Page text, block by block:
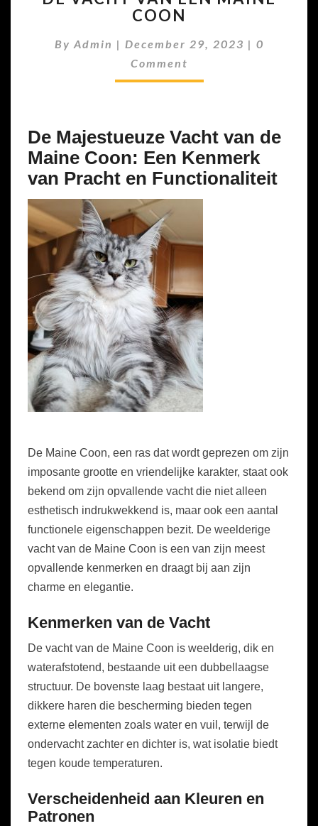
VAN
MAINE
COON
COON
By Admin | December 29, 2023 | Comments
0
Comment
De Majestueuze Vacht van de
Maine Coon: Een Kenmerk
van Pracht en Functionaliteit
De Maine Coon, een ras dat wordt geprezen om zijn
imposante grootte en vriendelijke karakter, staat ook
bekend om zijn opvallende vacht die niet alleen
esthetisch indrukwekkend is, maar ook een aantal
functionele eigenschappen bezit. De weelderige
vacht van de Maine Coon is een van zijn meest
opvallende kenmerken en draagt bij aan zijn
charme en elegantie.
Kenmerken van de Vacht
De vacht van de Maine Coon is weelderig, dik en
waterafstotend, bestaande uit een dubbellaagse
structuur. De bovenste laag bestaat uit langere,
dikkere haren die bescherming bieden tegen
externe elementen zoals water en vuil, terwijl de
ondervacht zachter en dichter is, wat isolatie biedt
tegen koude temperaturen.
Verscheidenheid aan Kleuren en
Patronen